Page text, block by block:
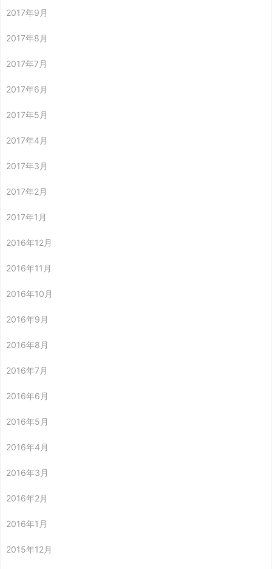
2017年9月
2017年8月
2017年7月
2017年6月
2017年5月
2017年4月
2017年3月
2017年2月
2017年1月
2016年12月
2016年11月
2016年10月
2016年9月
2016年8月
2016年7月
2016年6月
2016年5月
2016年4月
2016年3月
2016年2月
2016年1月
2015年12月